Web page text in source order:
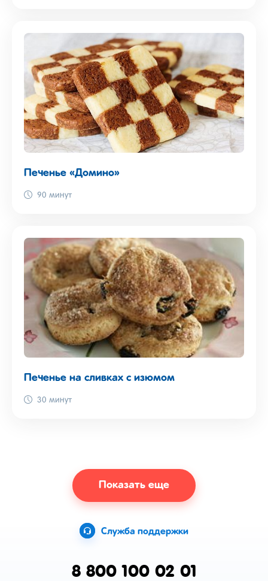
Печенье «Домино»
90 минут
Печенье на сливках с изюмом
30 минут
Показать еще
Служба поддержки
8 800 100 02 01